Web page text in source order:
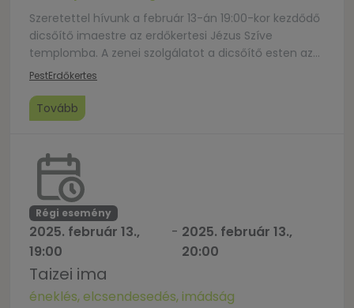
Szeretettel hívunk a február 13-án 19:00-kor kezdődő
dicsőítő imaestre az erdőkertesi Jézus Szíve
templomba. A zenei szolgálatot a dicsőítő esten az
ÉdenKertes zenekar vállalja. Kövessétek
értesüljetek az imaalkalmakról! Írjátok meg nekünk
tanúságul, mit éltetek meg az imádságban és
messengerre, vagy
az edenkertesdicsoites@gmail.com-ra
küldhettek. Ide írjatok szintén, ha emailben
szeretnétek értesülni alkalmainkról. Az alkalom […]
PestErdőkertes
Tovább
Régi esemény
2025. február 13.,
19:00
- 2025. február 13.,
20:00
Taizei ima
éneklés, elcsendesedés, imádság